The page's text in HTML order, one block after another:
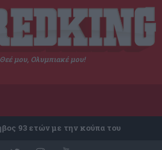
μου, Ολυμπιακέ μου!
93 ετών με την κούπα του